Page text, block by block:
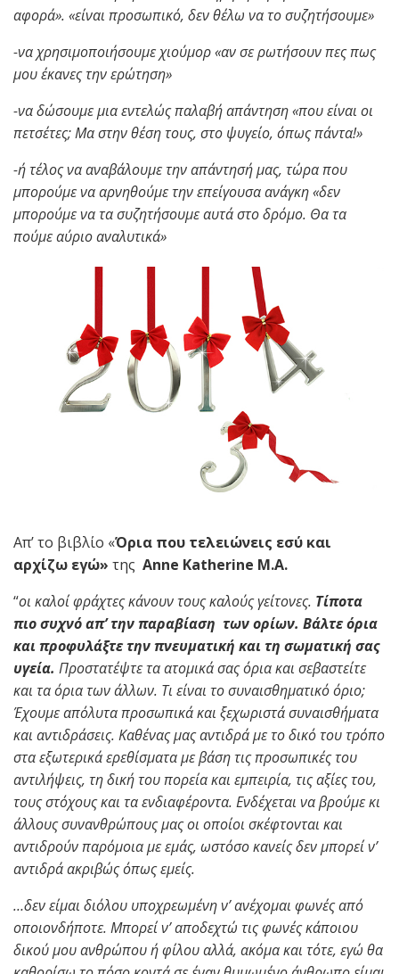
αφορά». «είναι προσωπικό, δεν θέλω να το συζητήσουμε»
-να χρησιμοποιήσουμε χιούμορ «αν σε ρωτήσουν πες πως
μου έκανες την ερώτηση»
-να δώσουμε μια εντελώς παλαβή απάντηση «που είναι οι
πετσέτες; Μα στην θέση τους, στο ψυγείο, όπως πάντα!»
-ή τέλος να αναβάλουμε την απάντησή μας, τώρα που
μπορούμε να αρνηθούμε την επείγουσα ανάγκη «δεν
μπορούμε να τα συζητήσουμε αυτά στο δρόμο. Θα τα
πούμε αύριο αναλυτικά»
Απ’ το βιβλίο «Όρια που τελειώνεις εσύ και
αρχίζω εγώ» της Anne Katherine M.A.
“οι καλοί φράχτες κάνουν τους καλούς γείτονες. Τίποτα
πιο συχνό απ’ την παραβίαση των ορίων. Βάλτε όρια
και προφυλάξτε την πνευματική και τη σωματική σας
υγεία. Προστατέψτε τα ατομικά σας όρια και σεβαστείτε
και τα όρια των άλλων. Τι είναι το συναισθηματικό όριο;
Έχουμε απόλυτα προσωπικά και ξεχωριστά συναισθήματα
και αντιδράσεις. Καθένας μας αντιδρά με το δικό του τρόπο
στα εξωτερικά ερεθίσματα με βάση τις προσωπικές του
αντιλήψεις, τη δική του πορεία και εμπειρία, τις αξίες του,
τους στόχους και τα ενδιαφέροντα. Ενδέχεται να βρούμε κι
άλλους συνανθρώπους μας οι οποίοι σκέφτονται και
αντιδρούν παρόμοια με εμάς, ωστόσο κανείς δεν μπορεί ν’
αντιδρά ακριβώς όπως εμείς.
…δεν είμαι διόλου υποχρεωμένη ν’ ανέχομαι φωνές από
οποιονδήποτε. Μπορεί ν’ αποδεχτώ τις φωνές κάποιου
δικού μου ανθρώπου ή φίλου αλλά, ακόμα και τότε, εγώ θα